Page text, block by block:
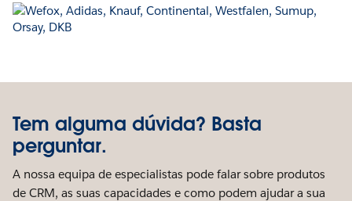
Tem alguma dúvida? Basta
perguntar.
A nossa equipa de especialistas pode falar sobre produtos
de CRM, as suas capacidades e como podem ajudar a sua